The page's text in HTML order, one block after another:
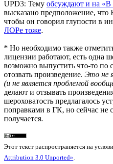
UPD3: Тему обсуждают и на «В
высказано предположение, что
чтобы он говорил глупости в
ЛОРе тоже.
* Но необходимо также
лицензии работают, есть одна
возможно выпустить что-то по
отозвать произведение. Это не
(и не является проблемой
делают и отзывать
шероховатость предлагалось
поправками в ГК, но сейчас не
получается.
Этот текст распространяется на
Attribution 3.0 Unported».